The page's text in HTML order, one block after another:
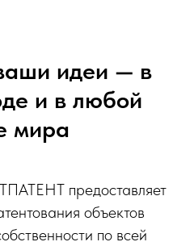
идеи — в
и в любой
мира
предоставляет
объектов
по всей